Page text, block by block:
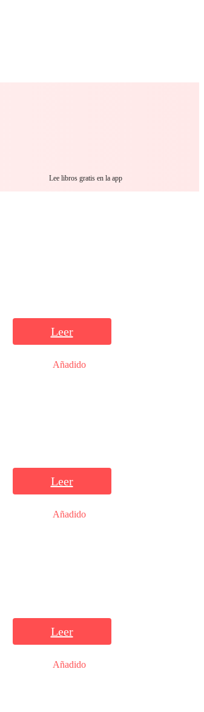
Lee libros gratis en la app
Leer
Añadido
Leer
Añadido
Leer
Añadido